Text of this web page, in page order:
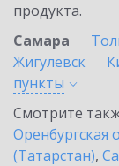
продукта.
Самара
Жигулевск
пункты
Смотрите
Оренбургская
(Татарстан),